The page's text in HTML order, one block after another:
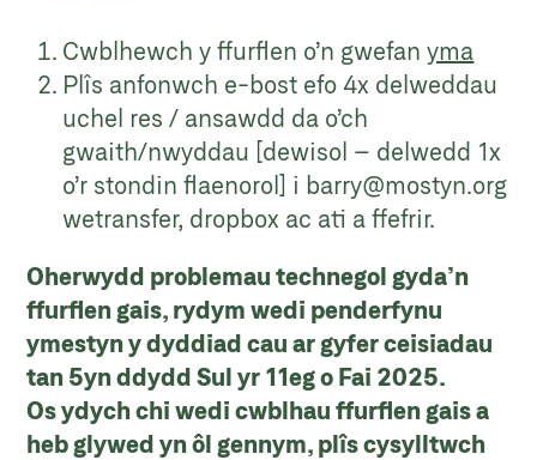
Cwblhewch y ffurflen o’n gwefanyma
Plîs anfonwch e-bost efo 4x delweddau
uchel res / ansawdd da o’ch
gwaith/nwyddau [dewisol – delwedd 1x
o’r stondin flaenorol] i barry@mostyn.org
wetransfer, dropbox ac ati a ffefrir.
Oherwydd problemau technegol gyda’n
ffurflen gais, rydym wedi penderfynu
ymestyn y dyddiad cau ar gyfer ceisiadau
tan 5yn ddydd Sul yr 11eg o Fai 2025.
Os ydych chi wedi cwblhau ffurflen gais a
heb glywed yn ôl gennym, plîs cysylltwch